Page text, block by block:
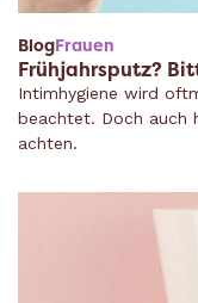
BlogFrauen
Frühjahrsputz?
Intimhygiene wird
beachtet. Doch auch
achten.